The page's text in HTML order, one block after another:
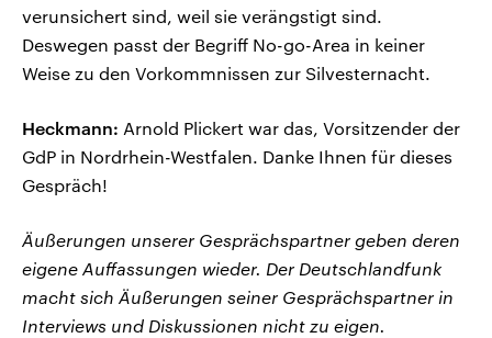
verunsichert sind, weil sie verängstigt sind.
Deswegen passt der Begriff No-go-Area in keiner
Weise zu den Vorkommnissen zur Silvesternacht.
Heckmann: Arnold Plickert war das, Vorsitzender der
GdP in Nordrhein-Westfalen. Danke Ihnen für dieses
Gespräch!
Äußerungen unserer Gesprächspartner geben deren
eigene Auffassungen wieder. Der Deutschlandfunk
macht sich Äußerungen seiner Gesprächspartner in
Interviews und Diskussionen nicht zu eigen.